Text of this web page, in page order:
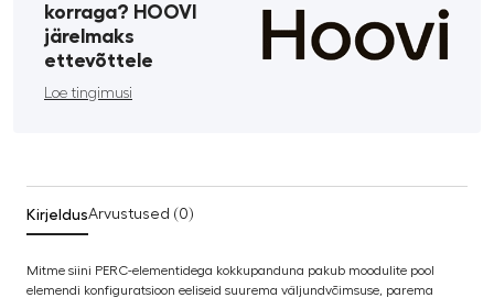
korraga? HOOVI
järelmaks
ettevõttele
Loe tingimusi
KirjeldusArvustused (0)
Mitme siini PERC-elementidega kokkupanduna pakub moodulite pool
elemendi konfiguratsioon eeliseid suurema väljundvõimsuse, parema